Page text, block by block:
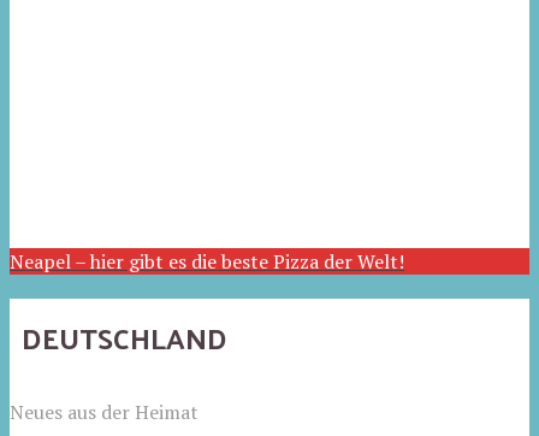
Neapel – hier gibt es die beste Pizza der Welt!
DEUTSCHLAND
Neues aus der Heimat